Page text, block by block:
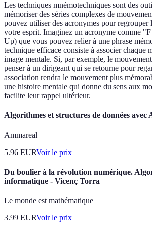
Les techniques mnémotechniques sont des
mémoriser des séries complexes de
pouvez utiliser des acronymes pour regrouper
votre esprit. Imaginez un acronyme comme
Up) que vous pouvez relier à une phrase
technique efficace consiste à associer chaque
image mentale. Si, par exemple, le
penser à un dirigeant qui se retourne pour
association rendra le mouvement plus
une histoire mentale qui donne du sens aux
facilite leur rappel ultérieur.
Algorithmes et structures de données avec
Ammareal
5.96 EURVoir le prix
Du boulier à la révolution numérique.
informatique - Vicenç Torra
Le monde est mathématique
3.99 EURVoir le prix